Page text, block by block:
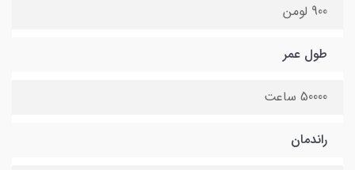
900 لومن
طول عمر
50000 ساعت
راندمان